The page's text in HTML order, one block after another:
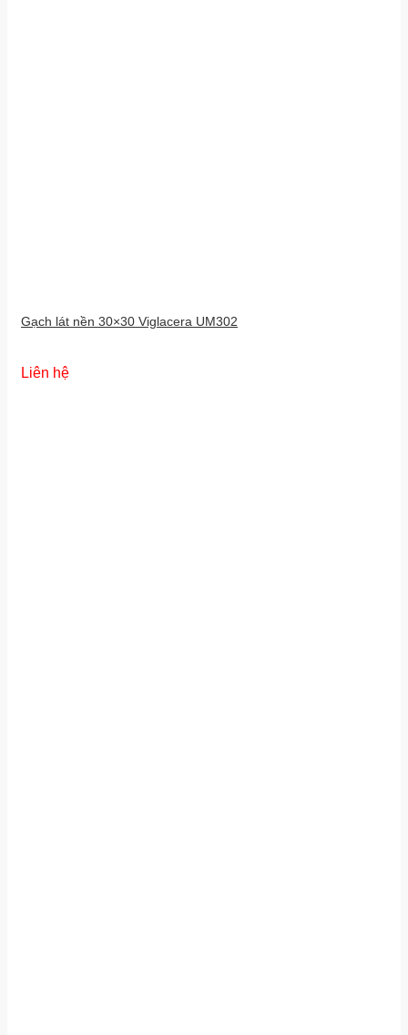
Gạch lát nền 30×30 Viglacera UM302
Liên hệ